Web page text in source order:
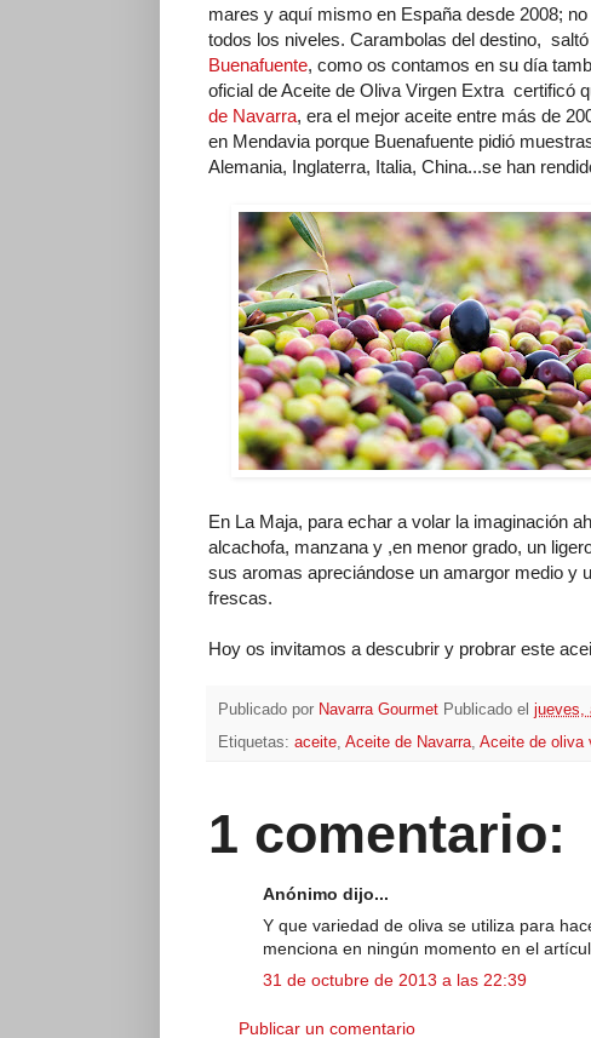
mares y aquí mismo en España desde 2008;
todos los niveles. Carambolas del destino,
Buenafuente, como os contamos en su día
oficial de Aceite de Oliva Virgen Extra certificó
de Navarra, era el mejor aceite entre más de
en Mendavia porque Buenafuente pidió
Alemania, Inglaterra, Italia, China...se han
En La Maja, para echar a volar la imaginación
alcachofa, manzana y ,en menor grado, un
sus aromas apreciándose un amargor medio y
frescas.
Hoy os invitamos a descubrir y probrar este
Publicado por Navarra Gourmet Publicado el jueves,
Etiquetas: aceite, Aceite de Navarra, Aceite de oliva
1 comentario:
Anónimo dijo...
Y que variedad de oliva se utiliza para
menciona en ningún momento en el
31 de octubre de 2013 a las 22:39
Publicar un comentario